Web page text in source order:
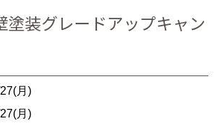
塗装グレードアップキャン
月)
月)